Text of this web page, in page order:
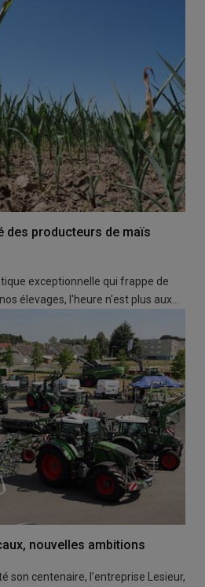
des producteurs de maïs
exceptionnelle qui frappe de
élevages, l'heure n'est plus aux…
nouvelles ambitions
son centenaire, l’entreprise Lesieur,